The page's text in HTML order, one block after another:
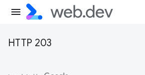
HTTP 203